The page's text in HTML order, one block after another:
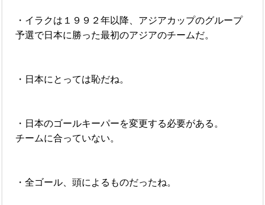
・イラクは１９９２年以降、アジアカップのグループ
予選で日本に勝った最初のアジアのチームだ。
・日本にとっては恥だね。
・日本のゴールキーパーを変更する必要がある。
チームに合っていない。
・全ゴール、頭によるものだったね。